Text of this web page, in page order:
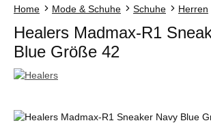
Home Mode & Schuhe Schuhe Herren
Healers Madmax-R1
Blue Größe 42
Bildergalerie überspringen